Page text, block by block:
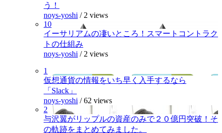
う！
noys-yoshi / 2 views
10
イーサリアムの凄いところ！スマートコントラク
トの仕組み
noys-yoshi / 2 views
1
仮想通貨の情報をいち早く入手するなら
「Slack」
noys-yoshi /62 views
2
与沢翼がリップルの資産のみで２０億円突破！そ
の軌跡をまとめてみました。